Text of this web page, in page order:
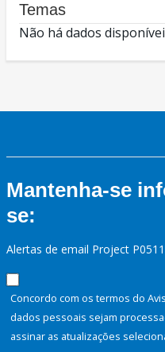
Temas
Não há dados
Mantenha-se
se:
Alertas de email Project
Concordo com os termos do
dados pessoais sejam
assinar as atualizações